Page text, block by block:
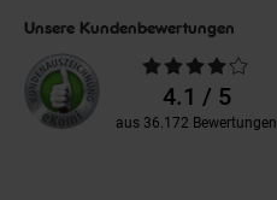
Unsere Kundenbewertungen
Durchschnittliche
Bewertungen4.1 / 5
aus 36.172 Bewertungen